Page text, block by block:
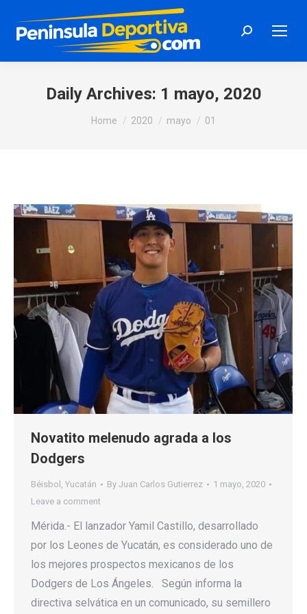
Search:
Daily Archives: 1 mayo, 2020
You are here:
Home 2020 mayo 01
Novatito melenudo agrada a los
Dodgers
Béisbol , Yucatán By Juan Carlos Gutierrez
1 mayo, 2020
Leave a comment
Mérida.- El lanzador Yamil Castillo, desarrollado
por los Leones de Yucatán, es considerado uno de
los mejores prospectos mexicanos de los
Dodgers de Los Ángeles. Según informa la
directiva selvática en un comunicado, su semillero